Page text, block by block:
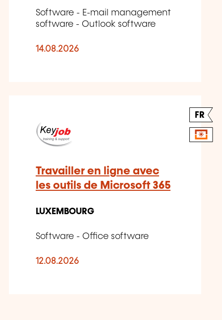
Software - E-mail management
software - Outlook software
14.08.2026
FR
Travailler en ligne avec
les outils de Microsoft 365
LUXEMBOURG
Software - Office software
12.08.2026